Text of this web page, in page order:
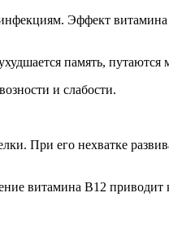
Эффект
память, путаются
и слабости.
При его нехватке
витамина В12